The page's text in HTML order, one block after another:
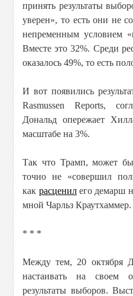
принять результаты
уверен», то есть они не
непременным условием
Вместе это 32%. Среди
оказалось 49%, то есть
И вот появились
Rasmussen Reports,
Дональд опережает
масштабе на 3%.
Так что Трамп, может
точно не «совершил
как расценилего демарш
мной Чарльз Краутхаммер.
* * *
Между тем, 20 октября
настаивать на своем
результаты выборов.